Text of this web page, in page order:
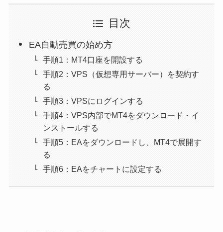
目次
EA自動売買の始め方
手順1：MT4口座を開設する
手順2：VPS（仮想専用サーバー）を契約す
る
手順3：VPSにログインする
手順4：VPS内部でMT4をダウンロード・イ
ンストールする
手順5：EAをダウンロードし、MT4で展開す
る
手順6：EAをチャートに設定する